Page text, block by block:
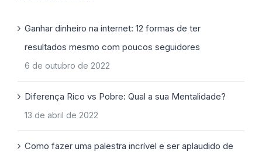
Ganhar dinheiro na internet: 12 formas de ter
resultados mesmo com poucos seguidores
6 de outubro de 2022
Diferença Rico vs Pobre: Qual a sua Mentalidade?
13 de abril de 2022
Como fazer uma palestra incrível e ser aplaudido de